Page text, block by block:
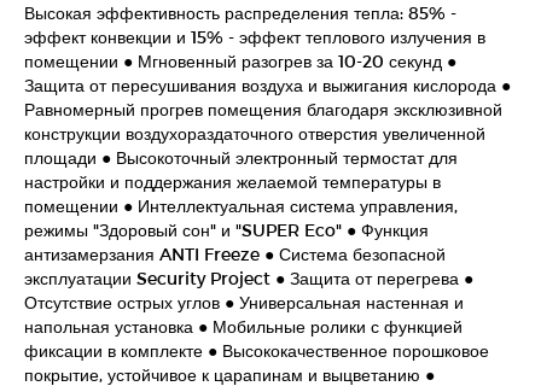
Высокая эффективность распределения тепла: 85% -
эффект конвекции и 15% - эффект теплового излучения в
помещении ● Мгновенный разогрев за 10-20 секунд ●
Защита от пересушивания воздуха и выжигания кислорода ●
Равномерный прогрев помещения благодаря эксклюзивной
конструкции воздухораздаточного отверстия увеличенной
площади ● Высокоточный электронный термостат для
настройки и поддержания желаемой температуры в
помещении ● Интеллектуальная система управления,
режимы "Здоровый сон" и "SUPER Eco" ● Функция
антизамерзания ANTI Freeze ● Система безопасной
эксплуатации Security Project ● Защита от перегрева ●
Отсутствие острых углов ● Универсальная настенная и
напольная установка ● Мобильные ролики с функцией
фиксации в комплекте ● Высококачественное порошковое
покрытие, устойчивое к царапинам и выцветанию ●